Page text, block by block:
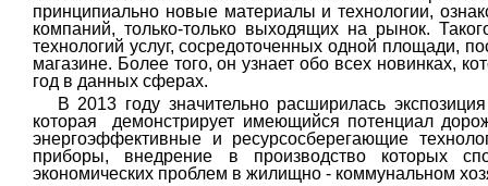
принципиально новые материалы и технологии,
компаний, только-только выходящих на рынок.
технологий услуг, сосредоточенных одной площади,
магазине. Более того, он узнает обо всех новинках,
год в данных сферах.
В 2013 году значительно расширилась
которая
демонстрирует имеющийся потенциал
энергоэффективные и ресурсосберегающие
приборы, внедрение в производство которых
экономических проблем в жилищно - коммунальном